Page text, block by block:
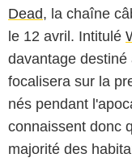
Dead, la chaîne
le 12 avril. Intitulé
davantage
focalisera sur la
nés pendant
connaissent donc
majorité des